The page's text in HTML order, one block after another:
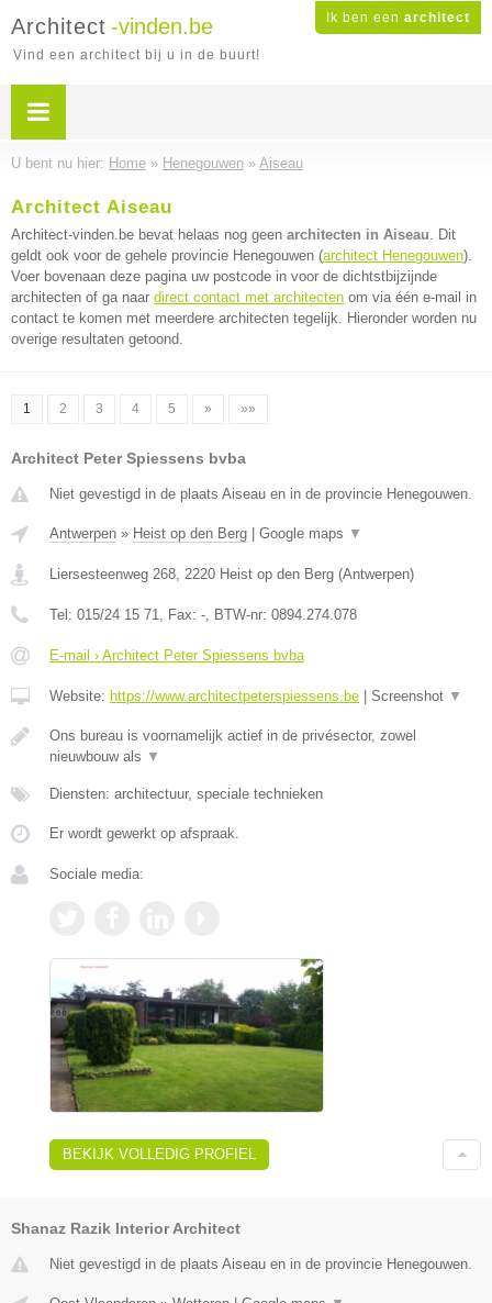
Ik ben een architect
Architect -vinden.be
Vind een architect bij u in de buurt!
U bent nu hier: Home » Henegouwen » Aiseau
Architect Aiseau
Architect-vinden.be bevat helaas nog geen architecten in Aiseau. Dit
geldt ook voor de gehele provincie Henegouwen (architect Henegouwen).
Voer bovenaan deze pagina uw postcode in voor de dichtstbijzijnde
architecten of ga naar direct contact met architecten om via één e-mail in
contact te komen met meerdere architecten tegelijk. Hieronder worden nu
overige resultaten getoond.
1 2 3 4 5 » »»
Architect Peter Spiessens bvba
Niet gevestigd in de plaats Aiseau en in de provincie Henegouwen.
Antwerpen » Heist op den Berg Google maps ▼
Liersesteenweg 268, 2220 Heist op den Berg (Antwerpen)
Tel: 015/24 15 71, Fax: -, BTW-nr: 0894.274.078
E-mail › Architect Peter Spiessens bvba
Website: https://www.architectpeterspiessens.be Screenshot ▼
Ons bureau is voornamelijk actief in de privésector, zowel
nieuwbouw als ▼
Diensten: architectuur, speciale technieken
Er wordt gewerkt op afspraak.
Sociale media:
BEKIJK VOLLEDIG PROFIEL
Shanaz Razik Interior Architect
Niet gevestigd in de plaats Aiseau en in de provincie Henegouwen.